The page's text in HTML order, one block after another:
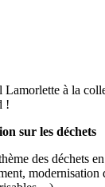
à la
!
sur les déchets
des déchets